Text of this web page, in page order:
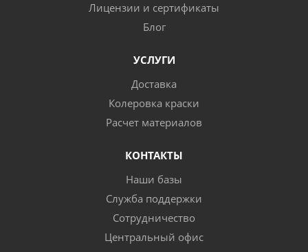
Лицензии и сертификаты
Блог
УСЛУГИ
Доставка
Колеровка краски
Расчет материалов
КОНТАКТЫ
Наши базы
Служба поддержки
Сотрудничество
Центральный офис